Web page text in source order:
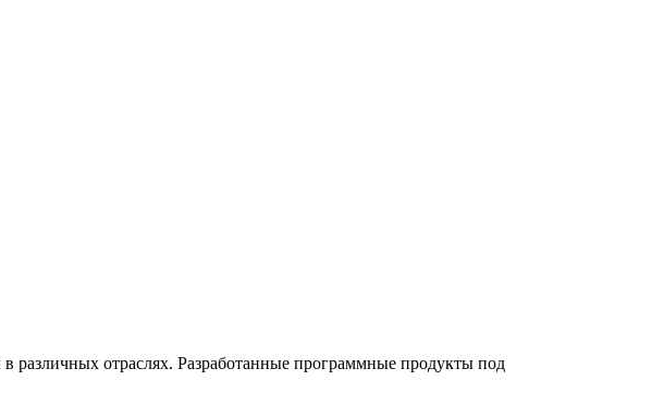
различных отраслях. Разработанные программные продукты под